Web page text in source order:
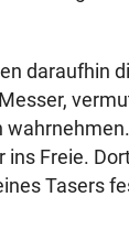
daraufhin
ins Freie.
Tasers